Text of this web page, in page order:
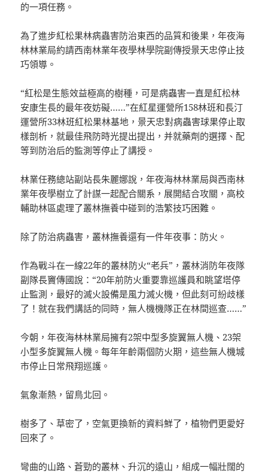
的一項任務。
為了進步紅松果林病蟲害防治東西的品質和後果，年夜海
林林業局約請西南林業年夜學林學院副傳授景天忠停止技
巧領導。
“紅松是生態效益極高的樹種，可是病蟲害一直是紅松林
安康生長的最年夜妨礙……”在紅星運營所158林班和長汀
運營所33林班紅松果林基地，景天忠對病蟲害球果停止取
樣剖析，就最佳飛防時光提出提出，并就藥劑的選擇、配
等到防治后的監測等停止了講授。
林業任務總站副站長朱麗娜說，年夜海林林業局與西南林
業年夜學樹立了計謀一起配合關系，展開結合攻關，高校
輔助林區處理了叢林撫養中碰到的浩繁技巧困難。
除了防治病蟲害，叢林撫養還有一件年夜事：防火。
作為戰斗在一線22年的叢林防火“老兵”，叢林消防年夜隊
副隊長竇傳國說：“20年前防火重要靠巡護員和眺望塔停
止監測，最好的滅火設備是風力滅火機，但此刻可紛歧樣
了！就在我們講話的同時，無人機機隊正在林間巡查……”
今朝，年夜海林林業局擁有2架中型多旋翼無人機、23架
小型多旋翼無人機。每年年齡兩個防火期，這些無人機城
市停止日常飛翔巡護。
氣象漸熱，留鳥北回。
樹多了、草密了，空氣更換新的資料鮮了，植物們更愛好
回來了。
彎曲的山路、蒼勁的叢林、升沉的遠山，組成一幅壯闊的